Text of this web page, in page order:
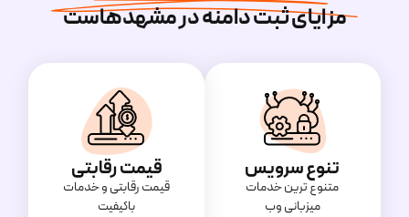
مزایای ثبت دامنه در مشهدهاست
تنوع سرویس
متنوع ترین خدمات
میزبانی وب
قیمت رقابتی
قیمت‌ رقابتی و خدمات
باکیفیت